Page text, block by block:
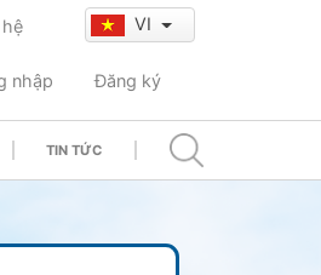
hệ VI
nhập Đăng ký
TIN TỨC